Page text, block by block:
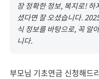
장 정확한 정보, 복지로!
셨다면 잘 오셨습니다.
식 정보를 바탕으로, 꼭 알
니다.
부모님 기초연금 신청해드